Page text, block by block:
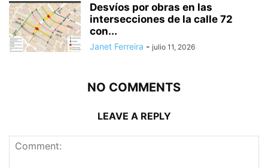
Desvíos por obras en las
intersecciones de la calle 72
con...
Janet Ferreira - julio 11, 2026
NO COMMENTS
LEAVE A REPLY